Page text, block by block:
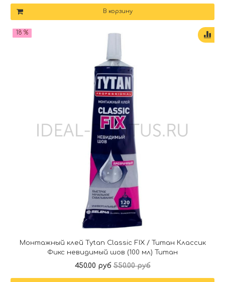
В корзину
18 %
Монтажный клей Tytan Classic FIX / Титан Классик
Фикс невидимый шов (100 мл) Титан
450.00 руб 550.00 руб